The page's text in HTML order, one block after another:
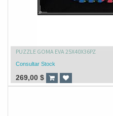
PUZZLE GOMA EVA 25X40X36PZ
Consultar Stock
269,00 $